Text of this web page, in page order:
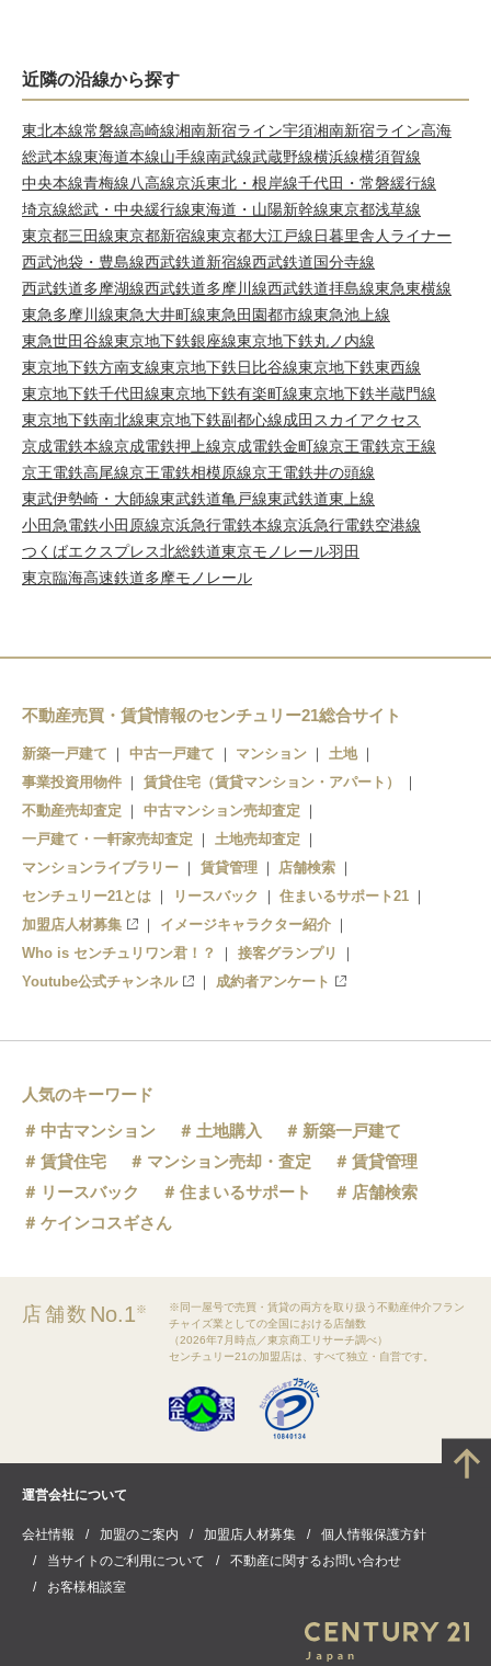
近隣の沿線から探す
東北本線常磐線高崎線湘南新宿ライン宇須湘南新宿ライン高海
総武本線東海道本線山手線南武線武蔵野線横浜線横須賀線
中央本線青梅線八高線京浜東北・根岸線千代田・常磐緩行線
埼京線総武・中央緩行線東海道・山陽新幹線東京都浅草線
東京都三田線東京都新宿線東京都大江戸線日暮里舎人ライナー
西武池袋・豊島線西武鉄道新宿線西武鉄道国分寺線
西武鉄道多摩湖線西武鉄道多摩川線西武鉄道拝島線東急東横線
東急多摩川線東急大井町線東急田園都市線東急池上線
東急世田谷線東京地下鉄銀座線東京地下鉄丸ノ内線
東京地下鉄方南支線東京地下鉄日比谷線東京地下鉄東西線
東京地下鉄千代田線東京地下鉄有楽町線東京地下鉄半蔵門線
東京地下鉄南北線東京地下鉄副都心線成田スカイアクセス
京成電鉄本線京成電鉄押上線京成電鉄金町線京王電鉄京王線
京王電鉄高尾線京王電鉄相模原線京王電鉄井の頭線
東武伊勢崎・大師線東武鉄道亀戸線東武鉄道東上線
小田急電鉄小田原線京浜急行電鉄本線京浜急行電鉄空港線
つくばエクスプレス北総鉄道東京モノレール羽田
東京臨海高速鉄道多摩モノレール
不動産売買・賃貸情報のセンチュリー21総合サイト
新築一戸建て 中古一戸建て マンション
土地
事業投資用物件
賃貸住宅（賃貸マンション・アパート）
不動産売却査定
中古マンション売却査定
一戸建て・一軒家売却査定
土地売却査定
マンションライブラリー
賃貸管理
店舗検索
センチュリー21とは
リースバック
住まいるサポート21
加盟店人材募集
イメージキャラクター紹介
Who is センチュリワン君！？
接客グランプリ
Youtube公式チャンネル
成約者アンケート
人気のキーワード
中古マンション
土地購入
新築一戸建て
賃貸住宅
マンション売却・査定
賃貸管理
リースバック
住まいるサポート
店舗検索
ケインコスギさん
店舗数 No.1※
※同一屋号で売買・賃貸の両方を取り扱う不動産仲介フラン
チャイズ業としての全国における店舗数
（2026年7月時点／東京商工リサーチ調べ）
センチュリー21の加盟店は、すべて独立・自営です。
運営会社について
会社情報 加盟のご案内 加盟店人材募集
個人情報保護方針
当サイトのご利用について
不動産に関するお問い合わせ
お客様相談室